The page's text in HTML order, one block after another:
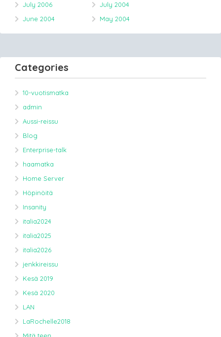
July 2006
July 2004
June 2004
May 2004
Categories
10-vuotismatka
admin
Aussi-reissu
Blog
Enterprise-talk
haamatka
Home Server
Höpinöitä
Insanity
italia2024
italia2025
italia2026
jenkkireissu
Kesä 2019
Kesä 2020
LAN
LaRochelle2018